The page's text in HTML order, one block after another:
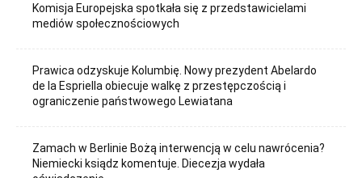
Komisja Europejska spotkała się z przedstawicielami
mediów społecznościowych
Prawica odzyskuje Kolumbię. Nowy prezydent Abelardo
de la Espriella obiecuje walkę z przestępczością i
ograniczenie państwowego Lewiatana
Zamach w Berlinie Bożą interwencją w celu nawrócenia?
Niemiecki ksiądz komentuje. Diecezja wydała